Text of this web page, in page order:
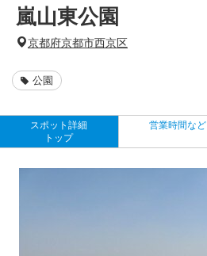
嵐山東公園
京都府京都市西京区
公園
スポット詳細
トップ
営業時間など